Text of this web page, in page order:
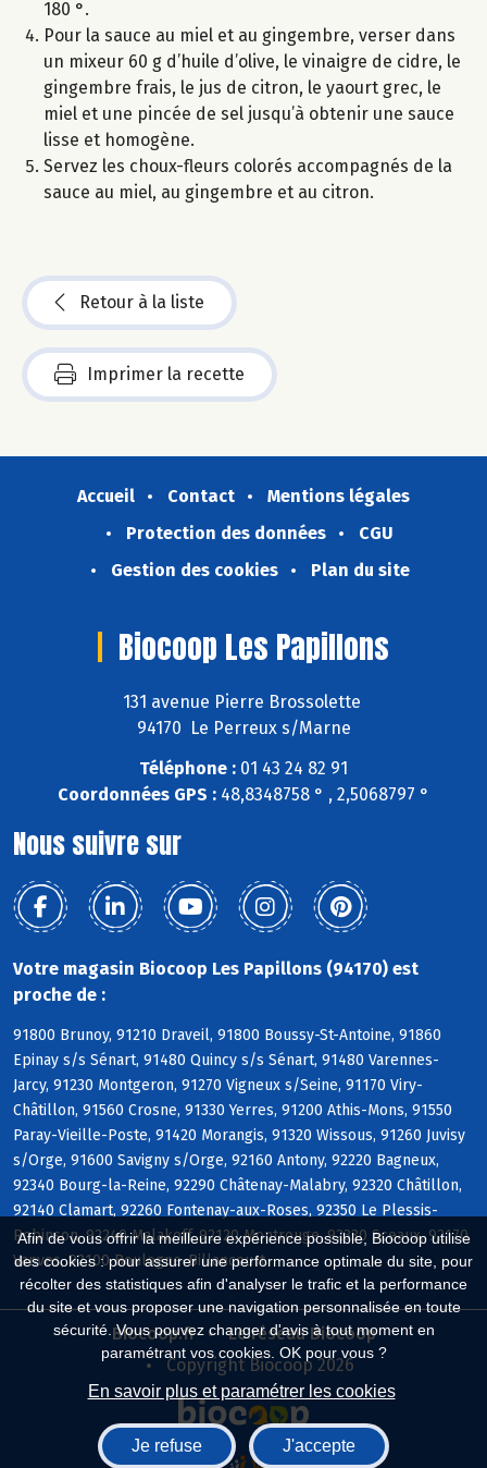
Afin de vous offrir la meilleure expérience possible, Biocoop utilise
des cookies : pour assurer une performance optimale du site, pour
récolter des statistiques afin d'analyser le trafic et la performance
du site et vous proposer une navigation personnalisée en toute
sécurité. Vous pouvez changer d'avis à tout moment en
paramétrant vos cookies. OK pour vous ?
En savoir plus et paramétrer les cookies
Je refuse J'accepte
180 °.
Pour la sauce au miel et au gingembre, verser dans
un mixeur 60 g d’huile d’olive, le vinaigre de cidre, le
gingembre frais, le jus de citron, le yaourt grec, le
miel et une pincée de sel jusqu’à obtenir une sauce
lisse et homogène.
Servez les choux-fleurs colorés accompagnés de la
sauce au miel, au gingembre et au citron.
Retour à la liste
Imprimer la recette
Accueil Contact
Mentions légales
Protection des données
CGU
Gestion des cookies
Plan du site
Biocoop Les Papillons
131 avenue Pierre Brossolette
94170 Le Perreux s/Marne
Téléphone : 01 43 24 82 91
Coordonnées GPS : 48,8348758 ° , 2,5068797 °
Nous suivre sur
Votre magasin Biocoop Les Papillons (94170) est
proche de :
91800 Brunoy, 91210 Draveil, 91800 Boussy-St-Antoine, 91860
Epinay s/s Sénart, 91480 Quincy s/s Sénart, 91480 Varennes-
Jarcy, 91230 Montgeron, 91270 Vigneux s/Seine, 91170 Viry-
Châtillon, 91560 Crosne, 91330 Yerres, 91200 Athis-Mons, 91550
Paray-Vieille-Poste, 91420 Morangis, 91320 Wissous, 91260 Juvisy
s/Orge, 91600 Savigny s/Orge, 92160 Antony, 92220 Bagneux,
92340 Bourg-la-Reine, 92290 Châtenay-Malabry, 92320 Châtillon,
92140 Clamart, 92260 Fontenay-aux-Roses, 92350 Le Plessis-
Robinson, 92240 Malakoff, 92120 Montrouge, 92330 Sceaux, 92170
Vanves, 92100 Boulogne-Billancourt
Biocoop.fr
Le réseau Biocoop
Copyright Biocoop 2026